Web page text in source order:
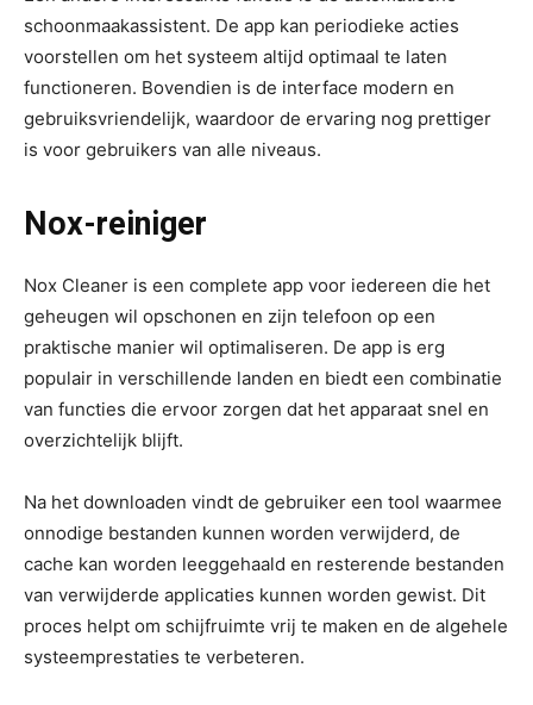
schoonmaakassistent. De app kan periodieke acties
voorstellen om het systeem altijd optimaal te laten
functioneren. Bovendien is de interface modern en
gebruiksvriendelijk, waardoor de ervaring nog prettiger
is voor gebruikers van alle niveaus.
Nox-reiniger
Nox Cleaner is een complete app voor iedereen die het
geheugen wil opschonen en zijn telefoon op een
praktische manier wil optimaliseren. De app is erg
populair in verschillende landen en biedt een combinatie
van functies die ervoor zorgen dat het apparaat snel en
overzichtelijk blijft.
Na het downloaden vindt de gebruiker een tool waarmee
onnodige bestanden kunnen worden verwijderd, de
cache kan worden leeggehaald en resterende bestanden
van verwijderde applicaties kunnen worden gewist. Dit
proces helpt om schijfruimte vrij te maken en de algehele
systeemprestaties te verbeteren.